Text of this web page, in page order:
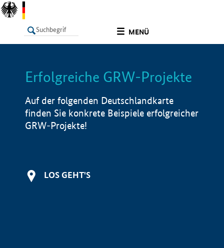
MENÜ
LISTE Info
Erfolgreiche GRW-Projekte
Auf der folgenden Deutschlandkarte
finden Sie konkrete Beispiele erfolgreicher
GRW-Projekte!
LOS GEHT'S